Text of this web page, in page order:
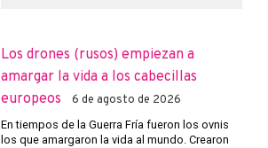
Los drones (rusos) empiezan a
amargar la vida a los cabecillas
europeos
6 de agosto de 2026
En tiempos de la Guerra Fría fueron los ovnis
los que amargaron la vida al mundo. Crearon